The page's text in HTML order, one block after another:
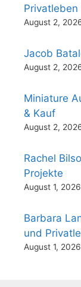
Privatleben
August 2,
Jacob
August 2,
Miniature
& Kauf
August 2,
Rachel
Projekte
August 1, 2026
Barbara
und
August 1, 2026